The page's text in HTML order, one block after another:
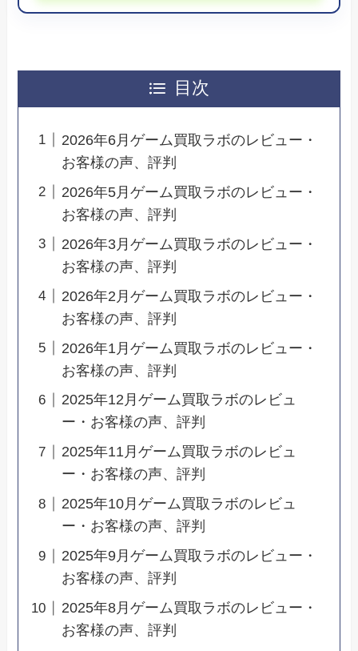
目次
2026年6月ゲーム買取ラボのレビュー・
お客様の声、評判
2026年5月ゲーム買取ラボのレビュー・
お客様の声、評判
2026年3月ゲーム買取ラボのレビュー・
お客様の声、評判
2026年2月ゲーム買取ラボのレビュー・
お客様の声、評判
2026年1月ゲーム買取ラボのレビュー・
お客様の声、評判
2025年12月ゲーム買取ラボのレビュ
ー・お客様の声、評判
2025年11月ゲーム買取ラボのレビュ
ー・お客様の声、評判
2025年10月ゲーム買取ラボのレビュ
ー・お客様の声、評判
2025年9月ゲーム買取ラボのレビュー・
お客様の声、評判
2025年8月ゲーム買取ラボのレビュー・
お客様の声、評判